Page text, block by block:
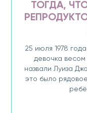
ТОГДА,
25 июля 1978
девочка
назвали Луиза
это было